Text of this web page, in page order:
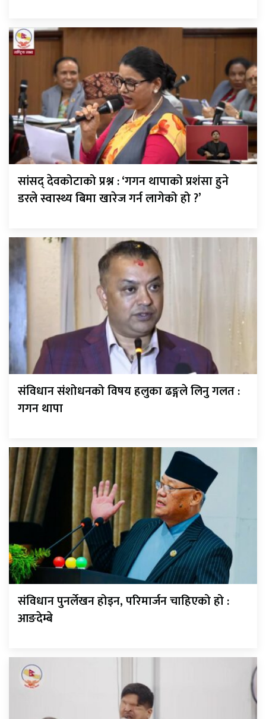
सांसद् देवकोटाको प्रश्न : ‘गगन थापाको प्रशंसा हुने
डरले स्वास्थ्य बिमा खारेज गर्न लागेको हो ?’
संविधान संशोधनको विषय हलुका ढङ्गले लिनु गलत :
गगन थापा
संविधान पुनर्लेखन होइन, परिमार्जन चाहिएको हो :
आङदेम्बे